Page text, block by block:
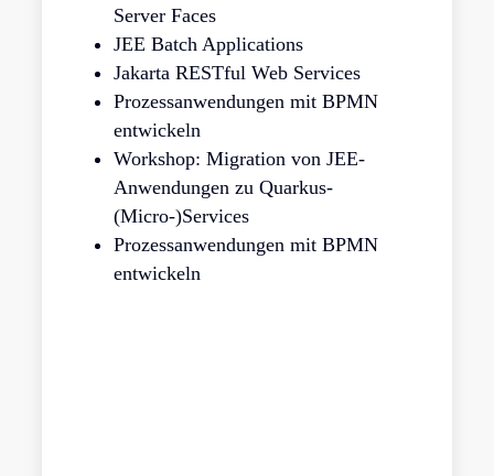
Server Faces
JEE Batch Applications
Jakarta RESTful Web Services
Prozessanwendungen mit BPMN
entwickeln
Workshop: Migration von JEE-
Anwendungen zu Quarkus-
(Micro-)Services
Prozessanwendungen mit BPMN
entwickeln